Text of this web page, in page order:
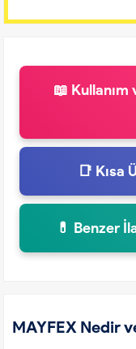
📖
📑 Kısa
💊 Benzer
MAYFEX Nedir